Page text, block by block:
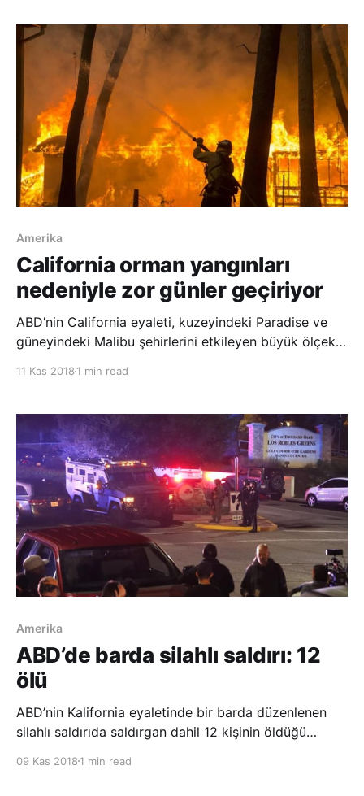
Francisco’nun yak
Amerika
California orman yangınları
nedeniyle zor günler geçiriyor
ABD’nin California eyaleti, kuzeyindeki Paradise ve
güneyindeki Malibu şehirlerini etkileyen büyük ölçekli
şehrini etkisi altına alan yangında
11 Kas 2018 1 min read
Amerika
ABD’de barda silahlı saldırı: 12
ölü
ABD’nin Kalifornia eyaletinde bir barda düzenlenen
silahlı saldırıda saldırgan dahil 12 kişinin öldüğü
kilometre batısında Thousand Oaks’da düzenlenen
09 Kas 2018 1 min read